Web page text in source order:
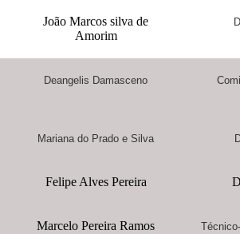
João Marcos silva de
Amorim
Deangelis Damasceno
Mariana do Prado e Silva
Felipe Alves Pereira
Marcelo Pereira Ramos